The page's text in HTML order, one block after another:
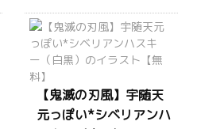
【鬼滅の刃風】宇随天
元っぽい*シベリアンハ